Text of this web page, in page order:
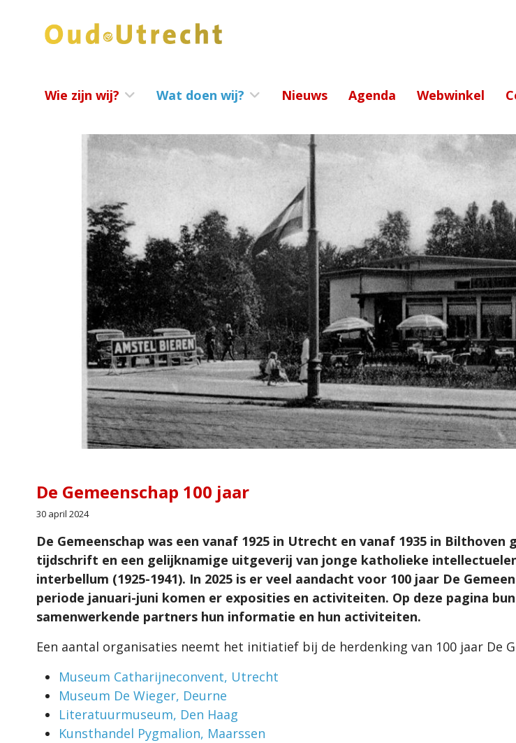
Wie zijn wij? Wat doen wij? Nieuws Agenda Webwinkel
De Gemeenschap 100 jaar
30 april 2024
De Gemeenschap was een vanaf 1925 in Utrecht en vanaf 1935 in Bilthoven
tijdschrift en een gelijknamige uitgeverij van jonge katholieke
interbellum (1925-1941). In 2025 is er veel aandacht voor 100 jaar De
periode januari-juni komen er exposities en activiteiten. Op deze pagina
samenwerkende partners hun informatie en hun activiteiten.
Een aantal organisaties neemt het initiatief bij de herdenking van 100 jaar De
Museum Catharijneconvent, Utrecht
Museum De Wieger, Deurne
Literatuurmuseum, Den Haag
Kunsthandel Pygmalion, Maarssen